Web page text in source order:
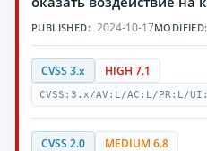
PUBLISHED: 2024-10-17MODIFIED:
CVSS 3.x HIGH 7.1
CVSS:3.x/AV:L/AC:L/PR:L/
CVSS 2.0 MEDIUM 6.8